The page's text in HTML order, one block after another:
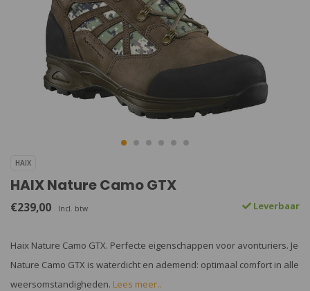
HAIX
HAIX Nature Camo GTX
€239,00 Incl. btw Leverbaar
Haix Nature Camo GTX. Perfecte eigenschappen voor avonturiers. Je
Nature Camo GTX is waterdicht en ademend: optimaal comfort in alle
weersomstandigheden. Lees meer..